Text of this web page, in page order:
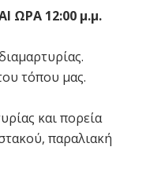
ΩΡΑ 12:00 μ.μ.
τόπου μας.
και πορεία
παραλιακή